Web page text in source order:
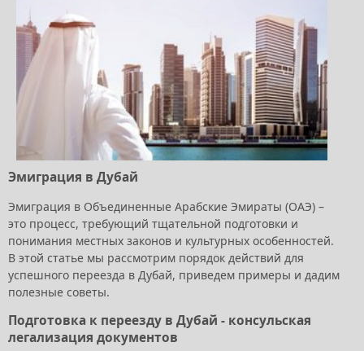
Эмиграция в Дубай
Эмиграция в Объединенные Арабские Эмираты (ОАЭ) –
это процесс, требующий тщательной подготовки и
понимания местных законов и культурных особенностей.
В этой статье мы рассмотрим порядок действий для
успешного переезда в Дубай, приведем примеры и дадим
полезные советы.
Подготовка к переезду в Дубай - консульская
легализация документов